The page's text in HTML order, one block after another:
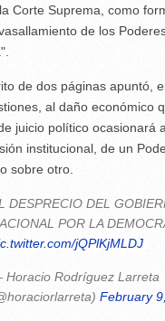
Corte Suprema, como
de los
de dos páginas apuntó,
al daño económico
juicio político ocasionará
institucional, de un
sobre otro.
DESPRECIO DEL
POR LA
jQPlKjMLDJ
Rodríguez Larreta
February